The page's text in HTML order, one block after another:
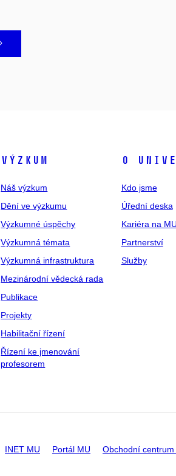
Výzkum
Náš výzkum
Dění ve výzkumu
Výzkumné úspěchy
Výzkumná témata
Výzkumná infrastruktura
Mezinárodní vědecká rada
Publikace
Projekty
Habilitační řízení
Řízení ke jmenování
profesorem
O
Kdo jsme
Úřední deska
Kariéra na MU
Partnerství
Služby
INET MU Portál MU Obchodní centrum